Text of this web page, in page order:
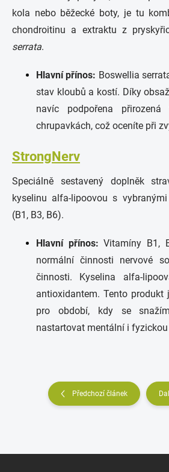
kola nebo běžecké boty, je tu
chondroitinu a extraktu z
serrata.
Hlavní přínos: Boswellia
stav kloubů a kostí. Díky
navíc podpořena
chrupavkách, což oceníte při
StrongNerv
Speciálně sestavený doplněk
kyselinu alfa-lipoovou s
(B1, B3, B6).
Hlavní přínos: Vitamíny B1,
normální činnosti nervové
činnosti. Kyselina alfa-
antioxidantem. Tento produkt
pro období, kdy se
nastartovat mentální i
Předchozí článek